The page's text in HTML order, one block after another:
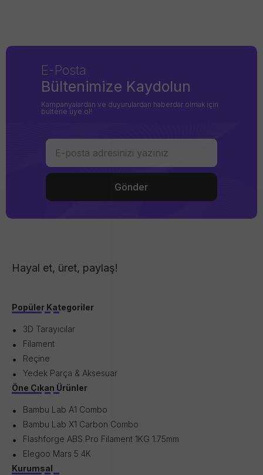
E-Posta
Bültenimize Kaydolun
Kampanyalardan ve duyurulardan haberdar olmak için
bültene üye ol!
Hayal et, üret, paylaş!
Popüler Kategoriler
3D Tarayıcılar
Filament
Reçine
Yedek Parça & Aksesuar
Öne Çıkan Ürünler
Bambu Lab A1 Combo
Bambu Lab X1 Carbon Combo
Flashforge ABS Pro Filament 1KG 1.75mm
Elegoo Mars 5 4K
Kurumsal